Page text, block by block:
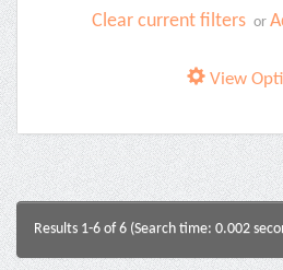
Clear current filters or
View
Results 1-6 of 6 (Search time: 0.002